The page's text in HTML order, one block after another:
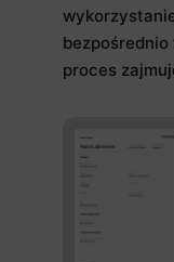
bezpośrednio
proces